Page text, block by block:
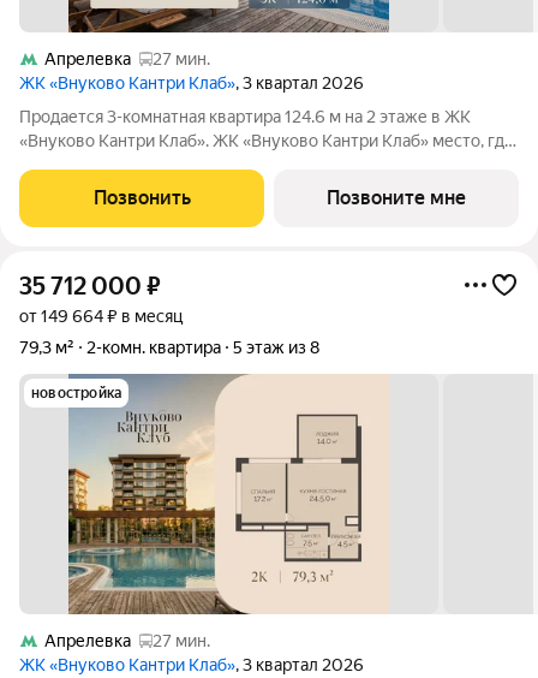
Апрелевка
27 мин.
ЖК «Внуково Кантри Клаб», 3 квартал 2026
Продается 3-комнатная квартира 124.6 м на 2 этаже в ЖК
«Внуково Кантри Клаб». ЖК «Внуково Кантри Клаб» место, где
современного мегаполиса. Пространство, созданное для тех,
кто ценит уединение,
Позвонить Позвоните мне
35 712 000 ₽
от 149 664 ₽ в месяц
79,3 м²
2-комн. квартира 5 этаж из 8
новостройка
Апрелевка
27 мин.
ЖК «Внуково Кантри Клаб», 3 квартал 2026